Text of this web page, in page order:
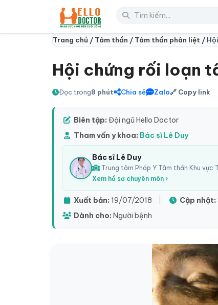
Trang chủ / Tâm thần / Tâm thần phân liệt /
Hội chứng rối loạn
Đọc trong8 phút Chia sẻ Zalo🔗 Copy link
Biên tập: Đội ngũ Hello Doctor
Tham vấn y khoa: Bác sĩ Lê Duy
Bác sĩ Lê Duy
Trung tâm Pháp Y Tâm thần Khu vực
Xem hồ sơ chuyên môn ›
Xuất bản: 19/07/2018 Cập nhật:
Dành cho: Người bệnh